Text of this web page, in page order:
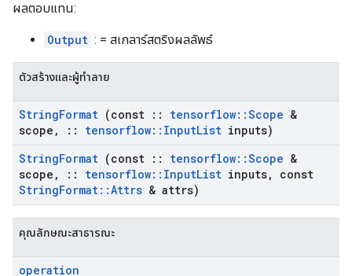
ผลตอบแทน:
Output : = สเกลาร์สตริงผลลัพธ์
ตัวสร้างและผู้ทำลาย
StringFormat (const :: tensorflow::Scope &
scope , :: tensorflow:: InputList inputs)
StringFormat (const :: tensorflow::Scope &
scope , :: tensorflow:: InputList inputs,
const
StringFormat::Attrs & attrs)
คุณลักษณะสาธารณะ
operation